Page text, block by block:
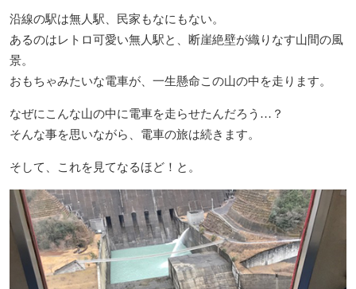
沿線の駅は無人駅、民家もなにもない。
あるのはレトロ可愛い無人駅と、断崖絶壁が織りなす山間の風
景。
おもちゃみたいな電車が、一生懸命この山の中を走ります。
なぜにこんな山の中に電車を走らせたんだろう…？
そんな事を思いながら、電車の旅は続きます。
そして、これを見てなるほど！と。